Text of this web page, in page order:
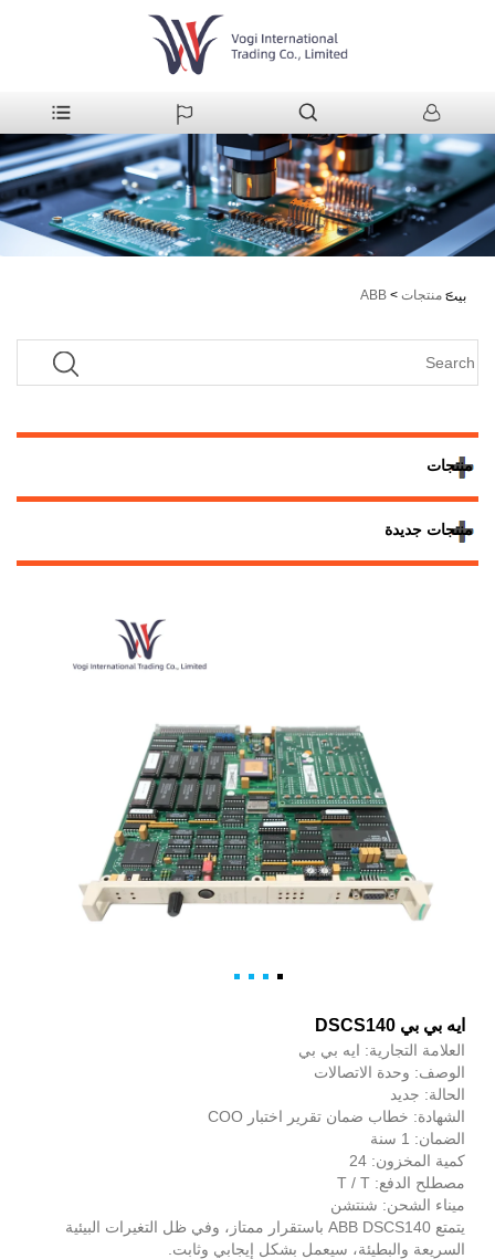
بيت
> منتجات >
ABB
منتجات
منتجات جديدة
ايه بي بي DSCS140
العلامة التجارية: ايه بي بي
الوصف: وحدة الاتصالات
الحالة: جديد
الشهادة: خطاب ضمان تقرير اختبار COO
الضمان: 1 سنة
كمية المخزون: 24
مصطلح الدفع: T / T
ميناء الشحن: شنتشن
يتمتع ABB DSCS140 باستقرار ممتاز، وفي ظل التغيرات البيئية
السريعة والبطيئة، سيعمل بشكل إيجابي وثابت.